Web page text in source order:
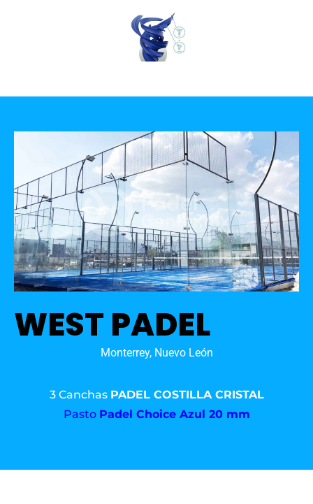
WEST PADEL
Monterrey, Nuevo León
3 Canchas PADEL COSTILLA CRISTAL
Pasto Padel Choice Azul 20 mm